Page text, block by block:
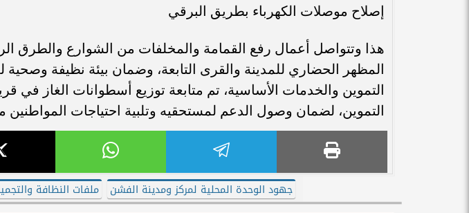
إصلاح موصلات الكهرباء بطريق البرقي
هذا وتتواصل أعمال رفع القمامة والمخلفات من الشوارع والطرق
المظهر الحضاري للمدينة والقرى التابعة، وضمان بيئة نظيفة
التموين والخدمات الأساسية، تم متابعة توزيع أسطوانات الغاز في
التموين، لضمان وصول الدعم لمستحقيه وتلبية احتياجات المواطنين
جهود الوحدة المحلية لمركز ومدينة الفشن ملفات النظافة